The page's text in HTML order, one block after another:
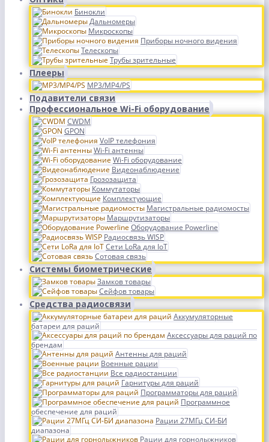
Бинокли
Дальномеры
Микроскопы
Приборы ночного видения
Телескопы
Трубы зрительные
Плееры
MP3/MP4/PS
Подавители связи
Профессиональное Wi-Fi оборудование
CWDM
GPON
VoIP телефония
Wi-Fi антенны
Wi-Fi оборудование
Видеонаблюдение
Грозозащита
Коммутаторы
Комплектующие
Магистральные радиомосты
Маршрутизаторы
Оборудование Powerline
Радиосвязь WISP
Сети LoRa для IoT
Сотовая связь
Системы биометрические
Замков товары
Сейфов товары
Средства радиосвязи
Аккумуляторные
батареи для раций
Аксессуары для раций по
брендам
Антенны для раций
Военные рации
Все радиостанции
Гарнитуры для раций
Программаторы для раций
Программное
обеспечение для раций
Рации 27МГц СИ-БИ
диапазона
Рации для горнолыжников